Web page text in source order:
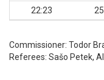
22:23
Commissioner: Todor
Referees: Sašo Petek,